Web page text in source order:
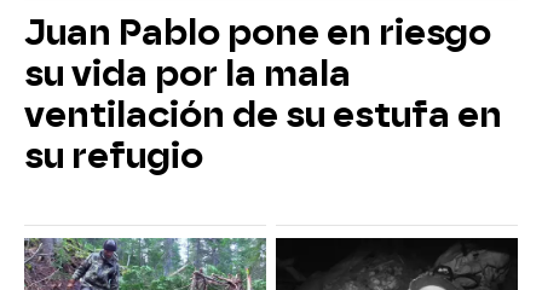
Juan Pablo pone en riesgo
su vida por la mala
ventilación de su estufa en
su refugio